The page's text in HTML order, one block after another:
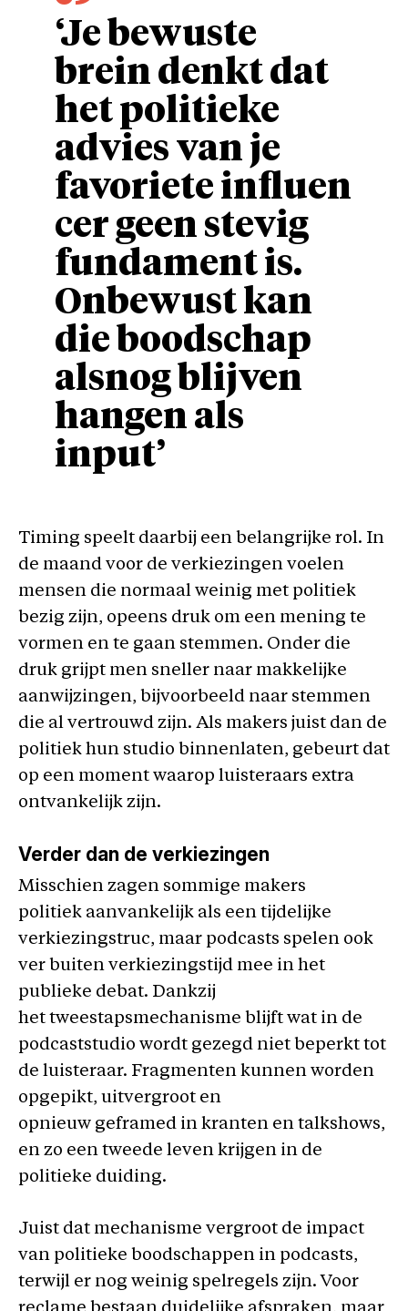
‘Je bewuste
brein denkt dat
het politieke
advies van je
favoriete influen
cer geen stevig
fundament is.
Onbewust kan
die boodschap
alsnog blijven
hangen als
input’
Timing speelt daarbij een belangrijke rol. In
de maand voor de verkiezingen voelen
mensen die normaal weinig met politiek
bezig zijn, opeens druk om een mening te
vormen en te gaan stemmen. Onder die
druk grijpt men sneller naar makkelijke
aanwijzingen, bijvoorbeeld naar stemmen
die al vertrouwd zijn. Als makers juist dan de
politiek hun studio binnenlaten, gebeurt dat
op een moment waarop luisteraars extra
ontvankelijk zijn.
Verder dan de verkiezingen
Misschien zagen sommige makers
politiek aanvankelijk als een tijdelijke
verkiezingstruc, maar podcasts spelen ook
ver buiten verkiezingstijd mee in het
publieke debat. Dankzij
het tweestapsmechanisme blijft wat in de
podcaststudio wordt gezegd niet beperkt tot
de luisteraar. Fragmenten kunnen worden
opgepikt, uitvergroot en
opnieuw geframed in kranten en talkshows,
en zo een tweede leven krijgen in de
politieke duiding.
Juist dat mechanisme vergroot de impact
van politieke boodschappen in podcasts,
terwijl er nog weinig spelregels zijn. Voor